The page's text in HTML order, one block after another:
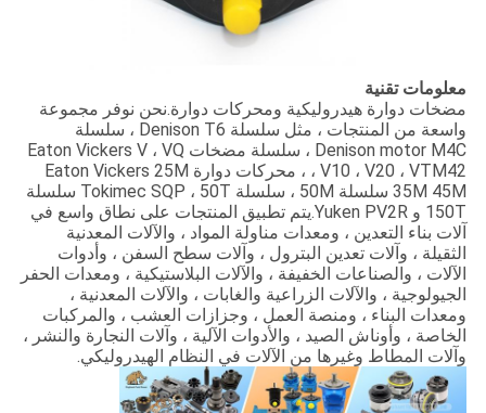
معلومات تقنية
مضخات دوارة هيدروليكية ومحركات دوارة.نحن نوفر مجموعة
واسعة من المنتجات ، مثل سلسلة Denison T6 ، سلسلة
Denison motor M4C ، سلسلة مضخات Eaton Vickers V ، VQ
، V10 ، V20 ، VTM42 ، محركات دوارة Eaton Vickers 25M
35M 45M سلسلة 50M ، سلسلة Tokimec SQP ، 50T سلسلة
150T و Yuken PV2R.يتم تطبيق المنتجات على نطاق واسع في
آلات بناء التعدين ، ومعدات مناولة المواد ، والآلات المعدنية
الثقيلة ، وآلات تعدين البترول ، وآلات سطح السفن ، وأدوات
الآلات ، والصناعات الخفيفة ، والآلات البلاستيكية ، ومعدات الحفر
الجيولوجية ، والآلات الزراعية والغابات ، والآلات المعدنية ،
ومعدات البناء ، ومنصة العمل ، وجزازات العشب ، والمركبات
الخاصة ، وأوناش الصيد ، والأدوات الآلية ، وآلات النجارة والنشر ،
وآلات المطاط وغيرها من الآلات في النظام الهيدروليكي.